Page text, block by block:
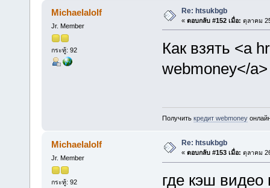
Michaelalolf
Jr. Member
กระทู้: 92
Re: htsukbgb
« ตอบกลับ #152 เมื่อ: ตุลาคม
Как взять <a
webmoney</
Получить кредит webmoney
Michaelalolf
Jr. Member
กระทู้: 92
Re: htsukbgb
« ตอบกลับ #153 เมื่อ: ตุลาคม
где кэш